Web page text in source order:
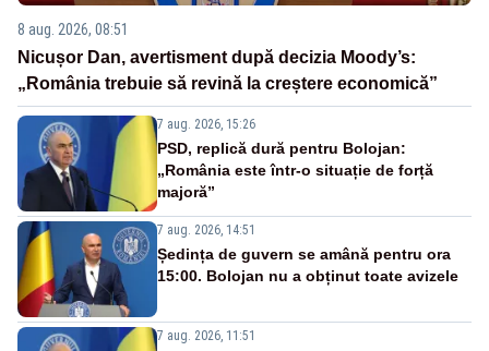
8 aug. 2026, 08:51
Nicușor Dan, avertisment după decizia Moody’s:
„România trebuie să revină la creștere economică”
7 aug. 2026, 15:26
PSD, replică dură pentru Bolojan:
„România este într-o situație de forță
majoră”
7 aug. 2026, 14:51
Ședința de guvern se amână pentru ora
15:00. Bolojan nu a obținut toate avizele
7 aug. 2026, 11:51